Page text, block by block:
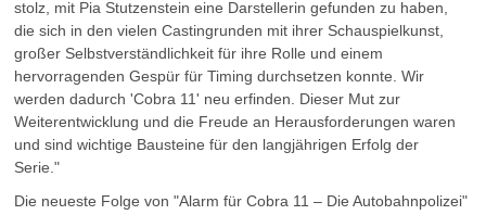
stolz, mit Pia Stutzenstein eine Darstellerin gefunden zu haben,
die sich in den vielen Castingrunden mit ihrer Schauspielkunst,
großer Selbstverständlichkeit für ihre Rolle und einem
hervorragenden Gespür für Timing durchsetzen konnte. Wir
werden dadurch 'Cobra 11' neu erfinden. Dieser Mut zur
Weiterentwicklung und die Freude an Herausforderungen waren
und sind wichtige Bausteine für den langjährigen Erfolg der
Serie."
Die neueste Folge von "Alarm für Cobra 11 – Die Autobahnpolizei"